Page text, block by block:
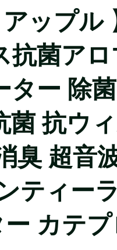
アップ
抗菌ア
ー 除
菌 抗ウ
臭 超音
ティー
カテ